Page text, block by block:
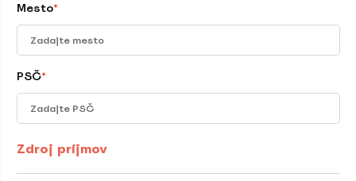
Mesto*
PSČ*
Zdroj príjmov